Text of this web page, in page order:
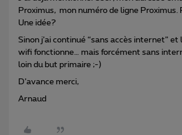
Proximus, mon numéro de ligne Proximus.
Une idée?
Sinon j’ai continué “sans accès internet”
wifi fonctionne… mais forcément sans
loin du but primaire ;-)
D’avance merci,
Arnaud